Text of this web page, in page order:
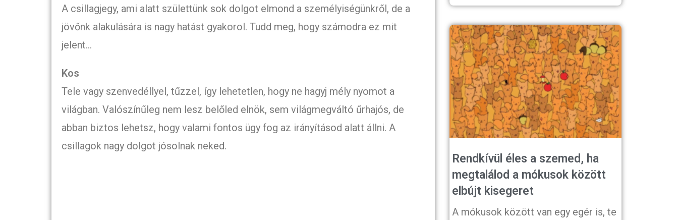
A csillagjegy, ami alatt születtünk sok dolgot elmond a személyiségünkről, de a
jövőnk alakulására is nagy hatást gyakorol. Tudd meg, hogy számodra ez mit
jelent…
Kos
Tele vagy szenvedéllyel, tűzzel, így lehetetlen, hogy ne hagyj mély nyomot a
világban. Valószínűleg nem lesz belőled elnök, sem világmegváltó űrhajós, de
abban biztos lehetsz, hogy valami fontos ügy fog az irányításod alatt állni. A
csillagok nagy dolgot jósolnak neked.
Rendkívül éles a szemed, ha
megtalálod a mókusok között
elbújt kisegeret
A mókusok között van egy egér is, te